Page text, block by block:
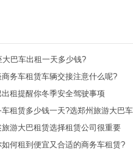
大巴车出租一天多少钱?
商务车租赁车辆交接注意什么呢?
出租提醒你冬季安全驾驶事项
车租赁多少钱一天?选郑州旅游大巴
旅游大巴租赁选择租赁公司很重要
如何租到便宜又合适的商务车租赁?